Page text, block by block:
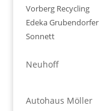
Vorberg Recycling
Edeka Grubendorfer
Sonnett
Neuhoff
Autohaus Möller